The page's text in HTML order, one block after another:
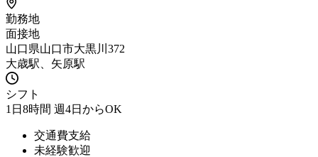
勤務地
面接地
山口県山口市大黒川372
大歳駅、矢原駅
シフト
1日8時間 週4日からOK
交通費支給
未経験歓迎